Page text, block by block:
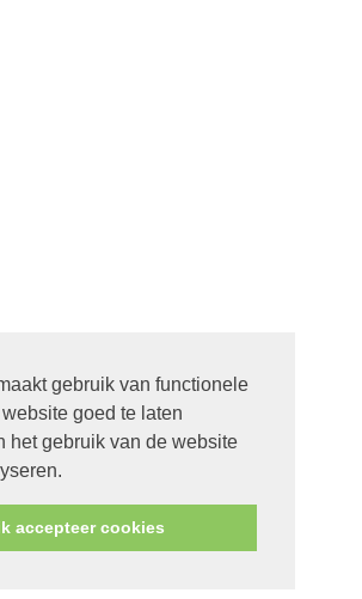
gebruik van functionele
goed te laten
het gebruik van de website
accepteer cookies